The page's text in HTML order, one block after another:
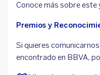
Conoce más sobre
Premios y
Si quieres
encontrado en BBVA,